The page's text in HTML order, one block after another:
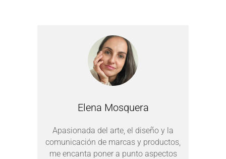
Elena Mosquera
Apasionada del arte, el diseño y la
comunicación de marcas y productos,
me encanta poner a punto aspectos